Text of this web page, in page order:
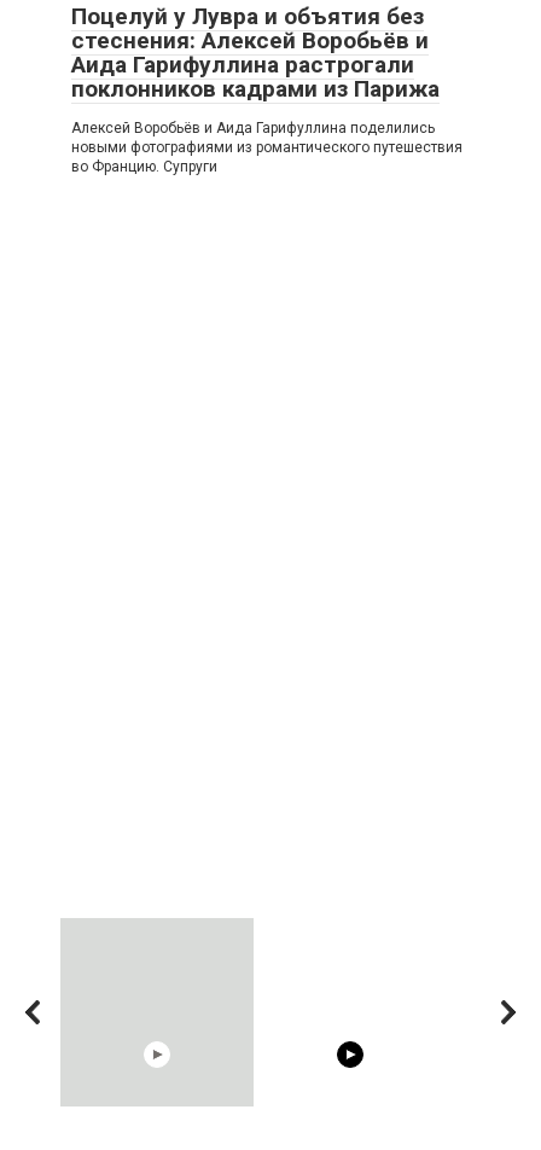
Поцелуй у Лувра и объятия без
стеснения: Алексей Воробьёв и
Аида Гарифуллина растрогали
поклонников кадрами из Парижа
Алексей Воробьёв и Аида Гарифуллина поделились
новыми фотографиями из романтического путешествия
во Францию. Супруги